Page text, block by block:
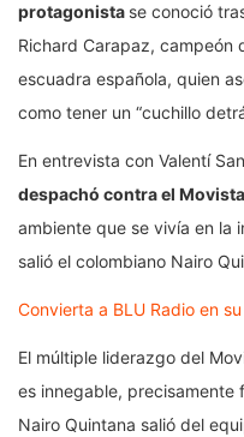
protagonista se conoció
Richard Carapaz, campeón
escuadra española, quien
como tener un “cuchillo
En entrevista con Valentí
despachó contra el
ambiente que se vivía en la
salió el colombiano Nairo
Convierta a BLU Radio en
El múltiple liderazgo del
es innegable, precisamente
Nairo Quintana salió del